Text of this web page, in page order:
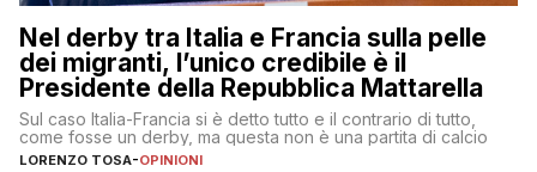
Nel derby tra Italia e Francia sulla pelle
dei migranti, l’unico credibile è il
Presidente della Repubblica Mattarella
Sul caso Italia-Francia si è detto tutto e il contrario di tutto,
come fosse un derby, ma questa non è una partita di calcio
LORENZO TOSA-OPINIONI